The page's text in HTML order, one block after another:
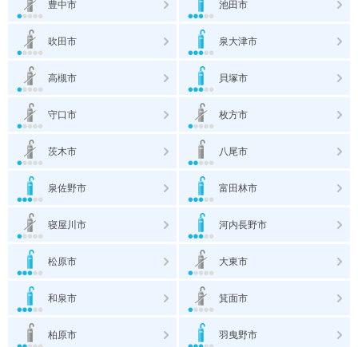
豊中市 池田市
吹田市 泉大津市
高槻市 貝塚市
守口市 枚方市
茨木市 八尾市
泉佐野市 富田林市
寝屋川市 河内長野市
松原市 大東市
和泉市 箕面市
柏原市 羽曳野市